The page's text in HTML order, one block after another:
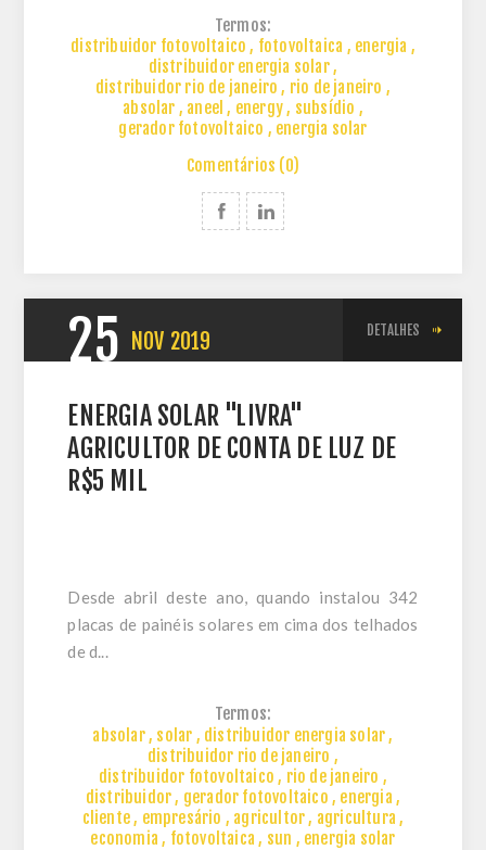
Termos:
distribuidor fotovoltaico , fotovoltaica , energia ,
distribuidor energia solar,
distribuidor rio de janeiro , rio de janeiro ,
absolar , aneel , energy, subsídio ,
gerador fotovoltaico , energia solar
Comentários (0)
25 NOV 2019 DETALHES
ENERGIA SOLAR "LIVRA"
AGRICULTOR DE CONTA DE LUZ DE
R$5 MIL
Desde abril deste ano, quando instalou 342
placas de painéis solares em cima dos telhados
de d...
Termos:
absolar, solar , distribuidor energia solar,
distribuidor rio de janeiro ,
distribuidor fotovoltaico , rio de janeiro ,
distribuidor, gerador fotovoltaico , energia ,
cliente, empresário , agricultor, agricultura ,
economia , fotovoltaica , sun , energia solar